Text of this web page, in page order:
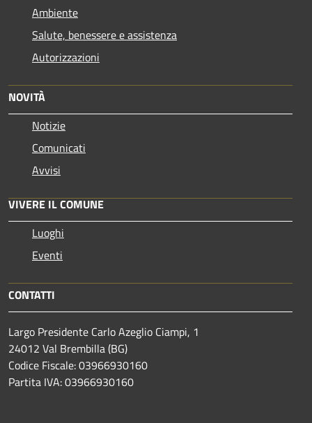
Ambiente
Salute, benessere e assistenza
Autorizzazioni
NOVITÀ
Notizie
Comunicati
Avvisi
VIVERE IL COMUNE
Luoghi
Eventi
CONTATTI
Largo Presidente Carlo Azeglio Ciampi, 1
24012 Val Brembilla (BG)
Codice Fiscale: 03966930160
Partita IVA: 03966930160